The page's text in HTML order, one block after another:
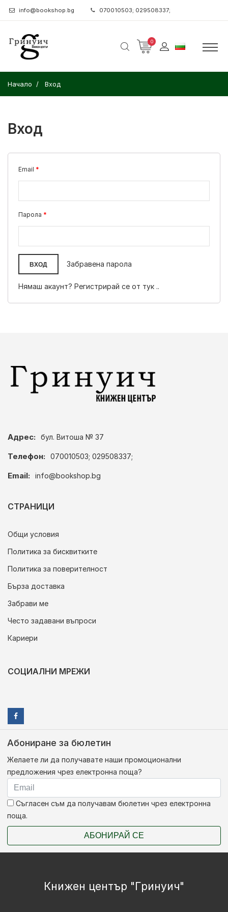
info@bookshop.bg 070010503; 029508337;
0
Начало Вход
Вход
Email
Парола
ВХОД Забравена парола
Нямаш акаунт? Регистрирай се от тук ..
Адрес: бул. Витоша № 37
Телефон: 070010503; 029508337;
Email: info@bookshop.bg
СТРАНИЦИ
Общи условия
Политика за бисквитките
Политика за поверителност
Бърза доставка
Забрави ме
Често задавани въпроси
Кариери
СОЦИАЛНИ МРЕЖИ
Абониране за бюлетин
Желаете ли да получавате наши промоционални
предложения чрез електронна поща?
Съгласен съм да получавам бюлетин чрез електронна
поща.
АБОНИРАЙ СЕ
Книжен център "Гринуич"